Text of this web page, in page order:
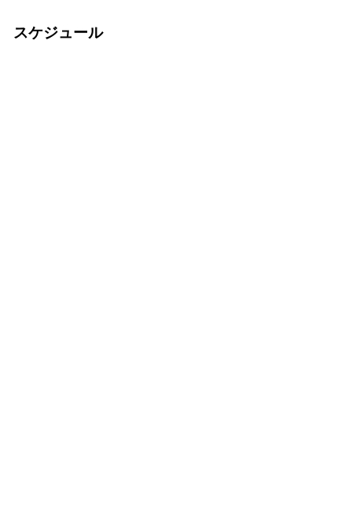
スケジュール